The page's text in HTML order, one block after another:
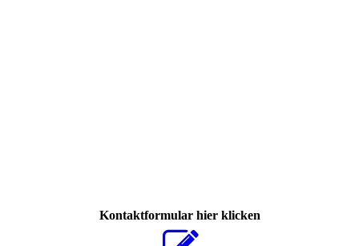
Kontaktformular hier klicken